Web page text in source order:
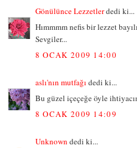
Gönülünce Lezzetlerdedi ki...
Hımmmm nefis bir lezzet
Sevgiler...
8 OCAK 2009 14:00
aslı'nın mutfağı dedi ki...
Bu güzel içeçeğe öyle
8 OCAK 2009 14:09
Unknown dedi ki...